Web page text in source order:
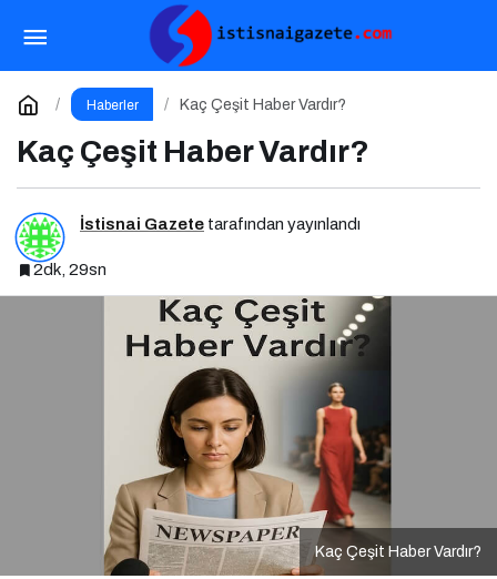
Haberler Kaç Çeşit Haber Vardır?
Kaç Çeşit Haber Vardır?
İstisnai Gazete tarafından yayınlandı
2dk, 29sn
Kaç Çeşit Haber Vardır?
Haber Yazısı Neden Yazılır?
Yorum Yap